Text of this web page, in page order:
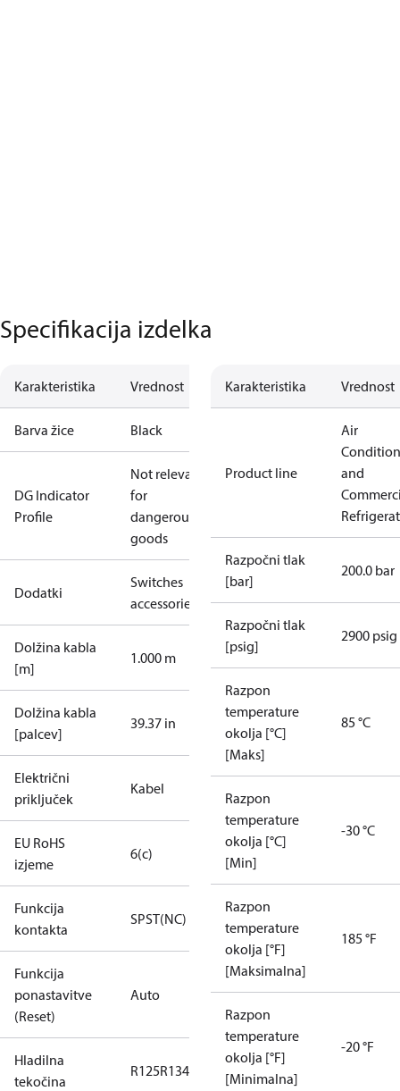
Specifikacija izdelka
Karakteristika Vrednost
Barva žice Black
DG Indicator
Profile
Not relevant
for
dangerous
goods
Dodatki
Switches
accessories
Dolžina kabla
[m]
1.000 m
Dolžina kabla
[palcev]
39.37 in
Električni
priključek
Kabel
EU RoHS
izjeme
6(c)
Funkcija
kontakta
SPST(NC)
Funkcija
ponastavitve
(Reset)
Auto
Hladilna
tekočina
R125R134a R404A R407CR407H
Karakteristika Vrednost
Product line
Air
and
Razpočni tlak
[bar]
200.0 bar
Razpočni tlak
[psig]
2900 psig
Razpon
temperature
okolja [°C]
[Maks]
85 °C
Razpon
temperature
okolja [°C]
[Min]
-30 °C
Razpon
temperature
okolja [°F]
[Maksimalna]
185 °F
Razpon
temperature
okolja [°F]
[Minimalna]
-20 °F